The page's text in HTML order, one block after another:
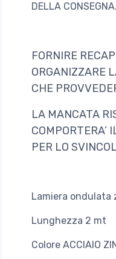
DELLA CONSEGNA.
FORNIRE
ORGANIZZARE
CHE
LA MANCATA
COMPORTERA’
PER LO
Lamiera ondulata
Lunghezza 2 mt
Colore ACCIAIO